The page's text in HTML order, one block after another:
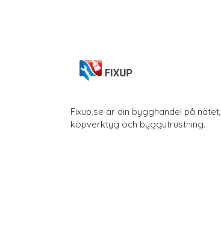
Fixup.se är din bygghandel på nätet,
köpverktyg och byggutrustning.